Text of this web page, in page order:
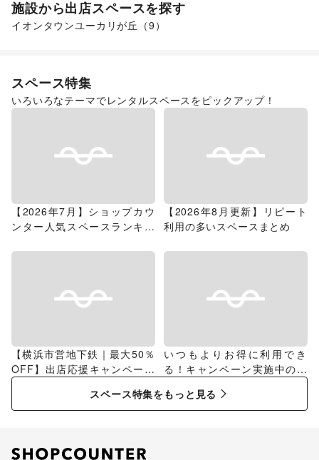
施設から出店スペースを探す
イオンタウンユーカリが丘 （9 ）
スペース特集
いろいろなテーマでレンタルスペースをピックアップ！
【2026年7月】ショップカウ
ンター人気スペースランキン
【2026年8月更新】リピート
利用の多いスペースまとめ
【横浜市営地下鉄｜最大50％
OFF】出店応援キャンペーン
特集
いつもよりお得に利用でき
る！キャンペーン実施中のス
スペース特集をもっと見る